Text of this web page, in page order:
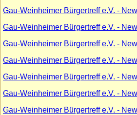
Gau-Weinheimer Bürgertreff e.V. -
Gau-Weinheimer Bürgertreff e.V. -
Gau-Weinheimer Bürgertreff e.V. -
Gau-Weinheimer Bürgertreff e.V. -
Gau-Weinheimer Bürgertreff e.V. -
Gau-Weinheimer Bürgertreff e.V. -
Gau-Weinheimer Bürgertreff e.V. -